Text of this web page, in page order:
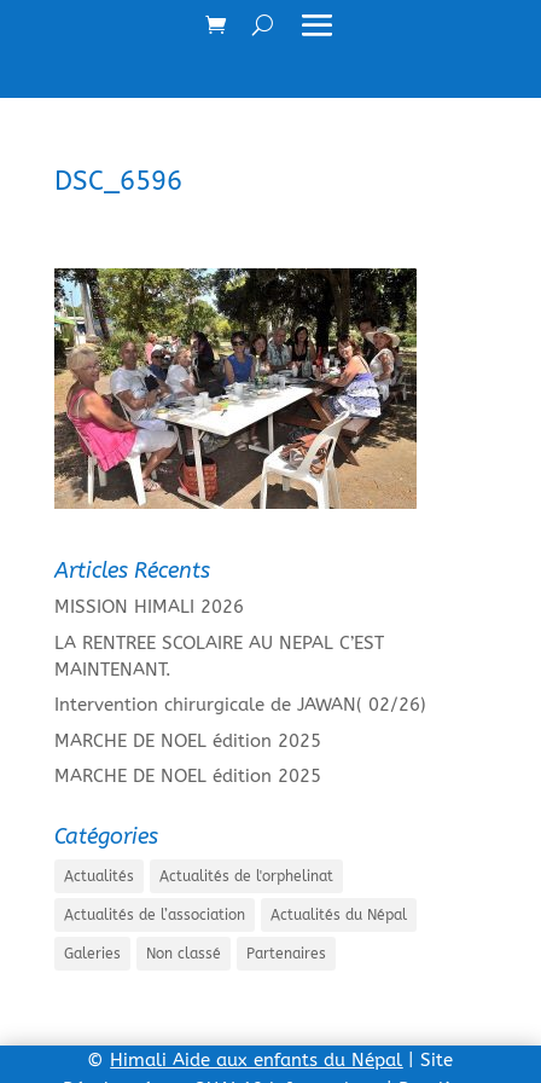
DSC_6596
Articles Récents
MISSION HIMALI 2026
LA RENTREE SCOLAIRE AU NEPAL C’EST
MAINTENANT.
Intervention chirurgicale de JAWAN( 02/26)
MARCHE DE NOEL édition 2025
MARCHE DE NOEL édition 2025
Catégories
Actualités Actualités de l'orphelinat
Actualités de l’association Actualités du Népal
Galeries Non classé Partenaires
© Himali Aide aux enfants du Népal
| Site